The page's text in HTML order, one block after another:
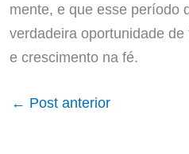
mente, e que esse período
verdadeira oportunidade
e crescimento na fé.
← Post anterior